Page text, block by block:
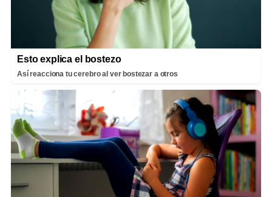
Esto explica el bostezo
Así reacciona tu cerebro al ver bostezar a otros